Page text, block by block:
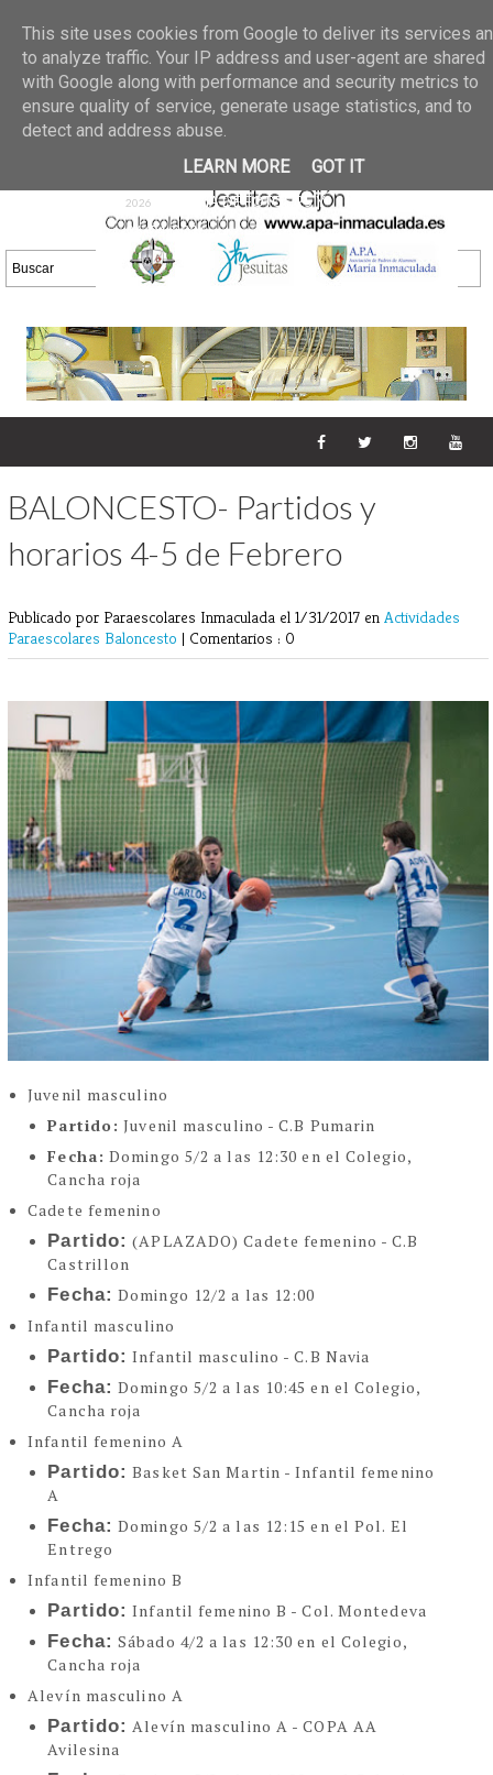
02 jun 2026
GALERIA DE FOTOS
30/05/2026
25 may 2026
GALERIA
DE FOTOS 23/05/2026
20 may
2026
GALERIA DE FOTOS
16/05/2026
DE FOTOS 09/05/2026
28 abr
2026
GALERIA DE FOTOS 25 Y
26/04/2026
BALONCESTO- Partidos y
horarios 4-5 de Febrero
Publicado por Paraescolares Inmaculada el 1/31/2017 en Actividades
Paraescolares Baloncesto | Comentarios : 0
Juvenil masculino
Partido: Juvenil masculino - C.B Pumarin
Fecha: Domingo 5/2 a las 12:30 en el Colegio,
Cancha roja
Cadete femenino
Partido: (APLAZADO) Cadete femenino - C.B
Castrillon
Fecha: Domingo 12/2 a las 12:00
Infantil masculino
Partido: Infantil masculino - C.B Navia
Fecha: Domingo 5/2 a las 10:45 en el Colegio,
Cancha roja
Infantil femenino A
Partido: Basket San Martin - Infantil femenino
A
Fecha: Domingo 5/2 a las 12:15 en el Pol. El
Entrego
Infantil femenino B
Partido: Infantil femenino B - Col. Montedeva
Fecha: Sábado 4/2 a las 12:30 en el Colegio,
Cancha roja
Alevín masculino A
Partido: Alevín masculino A - COPA AA
Avilesina
This site uses cookies from Google to deliver its services
to analyze traffic. Your IP address and user-agent are shared
with Google along with performance and security metrics to
ensure quality of service, generate usage statistics, and to
detect and address abuse.
LEARN MORE
GOT IT